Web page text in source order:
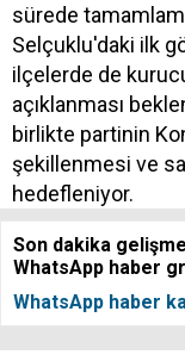
sürede
Selçuklu'daki ilk
ilçelerde de
açıklanması
birlikte partinin
şekillenmesi ve
hedefleniyor.
Son dakika
WhatsApp haber
WhatsApp haber